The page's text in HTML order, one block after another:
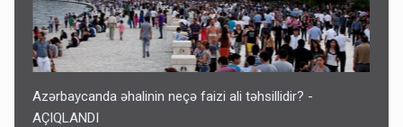
Azərbaycanda əhalinin neçə faizi ali təhsillidir? -
AÇIQLANDI